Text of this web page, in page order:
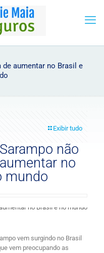
aumentar no Brasil e
Exibir tudo
não
no
mundo
vem surgindo no Brasil
vem preocupando as